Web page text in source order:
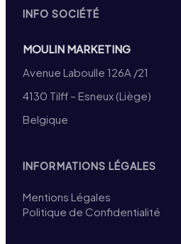
INFO SOCIÉTÉ
MOULIN MARKETING
Avenue Laboulle 126A /21
4130 Tilff – Esneux (Liège)
Belgique
INFORMATIONS LÉGALES
Mentions Légales
Politique de Confidentialité